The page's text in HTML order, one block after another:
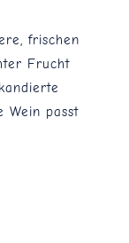
frischen
Frucht
Wein passt